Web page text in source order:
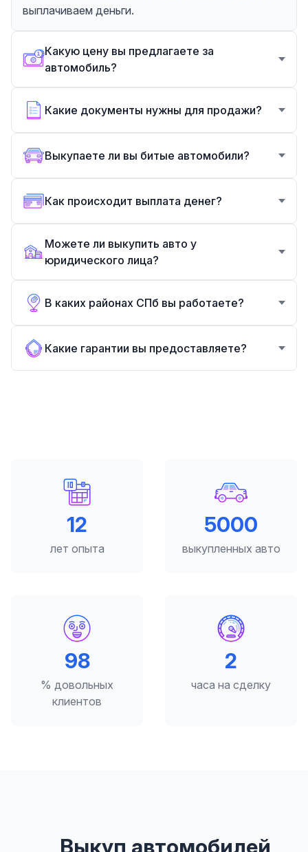
выплачиваем деньги.
Какую цену вы предлагаете за
автомобиль?
Какие документы нужны для продажи?
Выкупаете ли вы битые автомобили?
Как происходит выплата денег?
Можете ли выкупить авто у
юридического лица?
В каких районах СПб вы работаете?
Какие гарантии вы предоставляете?
12
лет опыта
5000
выкупленных авто
98
% довольных
клиентов
2
часа на сделку
Выкуп автомобилей